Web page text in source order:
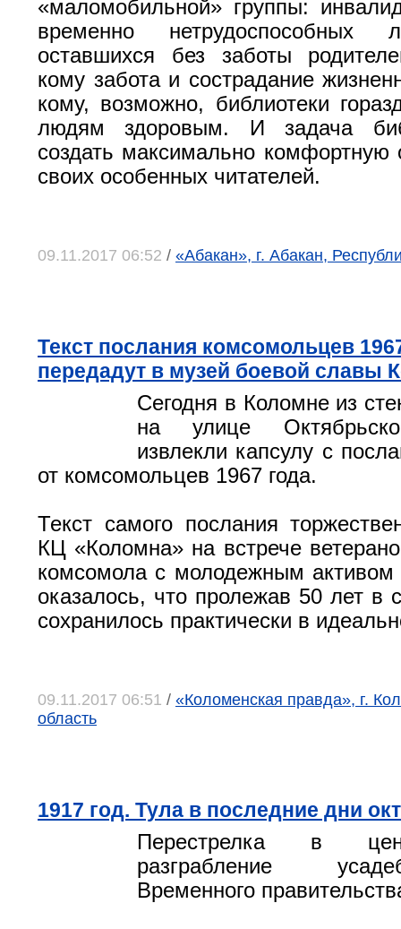
«маломобильной» группы:
временно нетрудоспособных
оставшихся без заботы
кому забота и сострадание
кому, возможно, библиотеки
людям здоровым. И задача
создать максимально комфортную
своих особенных читателей.
09.11.2017 06:52 / «Абакан», г. Абакан,
Текст послания комсомольцев
передадут в музей боевой славы
Сегодня в Коломне из
на улице
извлекли капсулу с
от комсомольцев 1967 года.
Текст самого послания
КЦ «Коломна» на встрече
комсомола с молодежным активом
оказалось, что пролежав 50 лет в
сохранилось практически в
09.11.2017 06:51 / «Коломенская правда», г.
область
1917 год. Тула в последние дни
Перестрелка в
разграбление
Временного